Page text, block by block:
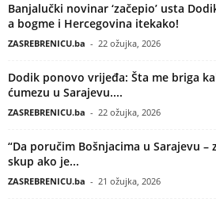
Banjalučki novinar ‘začepio’ usta
a bogme i Hercegovina itekako!
ZASREBRENICU.ba - 22 ožujka, 2026
Dodik ponovo vrijeđa: Šta me briga
ćumezu u Sarajevu....
ZASREBRENICU.ba - 22 ožujka, 2026
“Da poručim Bošnjacima u Sarajevu
skup ako je...
ZASREBRENICU.ba - 21 ožujka, 2026